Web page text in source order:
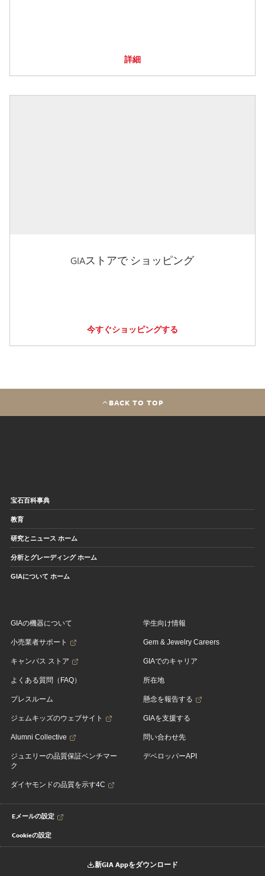
詳細
GIAストアで ショッピング
今すぐショッピングする
BACK TO TOP
宝石百科事典
教育
研究とニュース ホーム
分析とグレーディング ホーム
GIAについて ホーム
GIAの機器について
小売業者サポート
キャンパス ストア
よくある質問（FAQ）
プレスルーム
ジェムキッズのウェブサイト
Alumni Collective
ジュエリーの品質保証ベンチマー
ク
ダイヤモンドの品質を示す4C
学生向け情報
Gem & Jewelry Careers
GIAでのキャリア
所在地
懸念を報告する
GIAを支援する
問い合わせ先
デベロッパーAPI
Eメールの設定
Cookieの設定
新GIA Appをダウンロード